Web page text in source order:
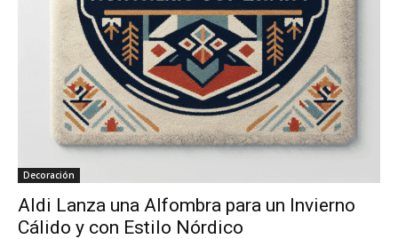
Decoración
Aldi Lanza una Alfombra para un Invierno
Cálido y con Estilo Nórdico